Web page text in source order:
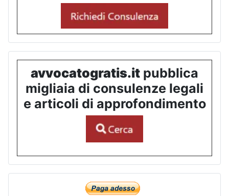
avvocatogratis.it pubblica
migliaia di consulenze legali
e articoli di approfondimento